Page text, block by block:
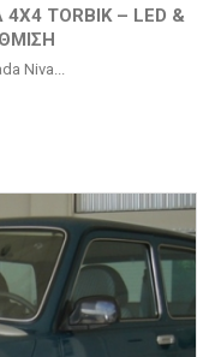
TORBIK – LED &
Niva...